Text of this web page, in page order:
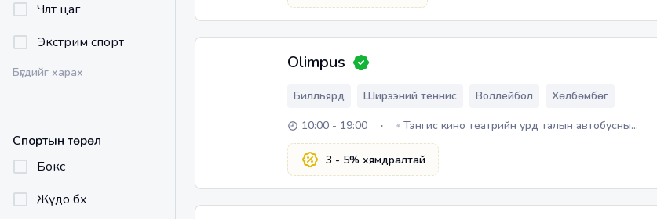
Чөлөөт цаг
Экстрим спорт
Бүгдийг харах
Спортын төрөл
Бокс
Жүдо бөх
Olimpus
Билльярд Ширээний теннис Воллейбол
Хөлбөмбөг
10:00 - 19:00
Тэнгис кино театрийн урд талын автобусны
буудлаас баруун 300м яваад Шуурхай зар байрны
яг ард талд Олимпус спорт барааны дэлгүүр
3 - 5% хямдралтай